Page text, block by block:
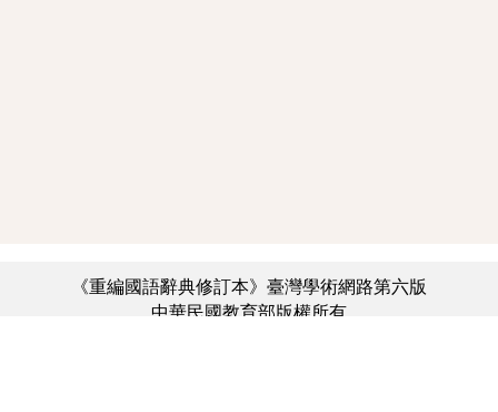
《重編國語辭典修訂本》臺灣學術網路第六版
中華民國教育部版權所有